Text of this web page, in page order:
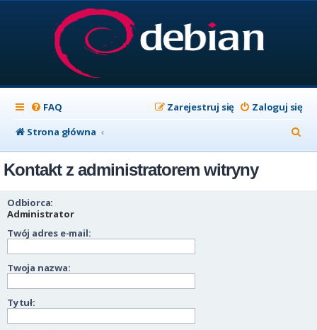
FAQ Zaloguj się
Zarejestruj się
Strona główna
z
Kontakt z administratorem witryny
Odbiorca:
Administrator
Twój adres e-mail:
Twoja nazwa:
Tytuł: